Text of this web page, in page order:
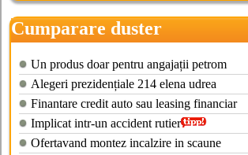
Cumparare duster
Un produs doar pentru angajații petrom
Alegeri prezidențiale 214 elena udrea
Finantare credit auto sau leasing financiar
Implicat intr-un accident rutier
Ofertavand montez incalzire in scaune